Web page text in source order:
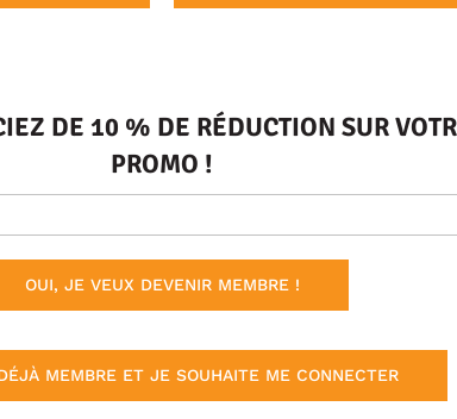
DE 10 % DE RÉDUCTION SUR
PROMO !
OUI, JE VEUX DEVENIR MEMBRE !
MEMBRE ET JE SOUHAITE ME CONNECTER